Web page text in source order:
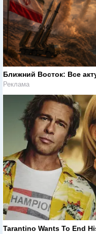
Ближний Восток: Все
Реклама
Tarantino Wants To End